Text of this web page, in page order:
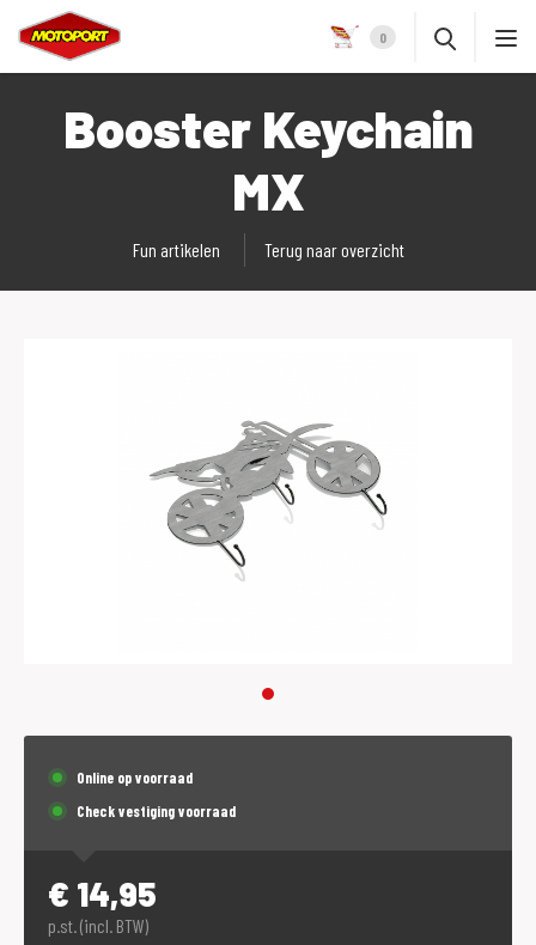
0
Booster Keychain
MX
Fun artikelen Terug naar overzicht
Online op voorraad
Check vestiging voorraad
€ 14,95
p.st. (incl. BTW)